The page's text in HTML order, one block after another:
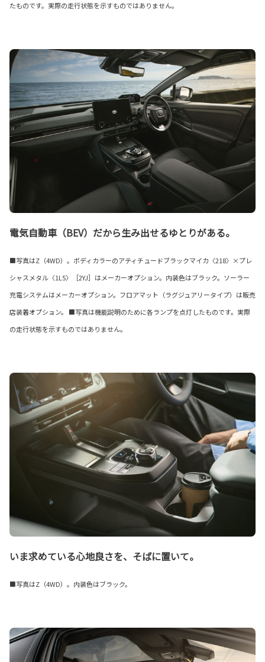
たものです。実際の走行状態を示すものではありません。
電気自動車（BEV）だから生み出せるゆとりがある。
■写真はZ（4WD）。ボディカラーのアティチュードブラックマイカ〈218〉×プレ
シャスメタル〈1L5〉［2YJ］はメーカーオプション。内装色はブラック。ソーラー
充電システムはメーカーオプション。フロアマット（ラグジュアリータイプ）は販売
店装着オプション。 ■写真は機能説明のために各ランプを点灯したものです。実際
の走行状態を示すものではありません。
いま求めている心地良さを、そばに置いて。
■写真はZ（4WD）。内装色はブラック。